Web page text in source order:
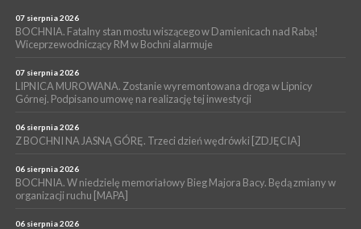
WYDARZENIA
04 sierpnia 2026
zabrał dziecko do szpitala w Krakowie
07 sierpnia 2026
BOCHNIA. Fatalny stan mostu wiszącego w Damienicach nad Rabą!
Wiceprzewodniczący RM w Bochni alarmuje
07 sierpnia 2026
LIPNICA MUROWANA. Zostanie wyremontowana droga w Lipnicy
Górnej. Podpisano umowę na realizację tej inwestycji
06 sierpnia 2026
Z BOCHNI NA JASNĄ GÓRĘ. Trzeci dzień wędrówki [ZDJĘCIA]
06 sierpnia 2026
BOCHNIA. W niedzielę memoriałowy Bieg Majora Bacy. Będą zmiany w
organizacji ruchu [MAPA]
06 sierpnia 2026